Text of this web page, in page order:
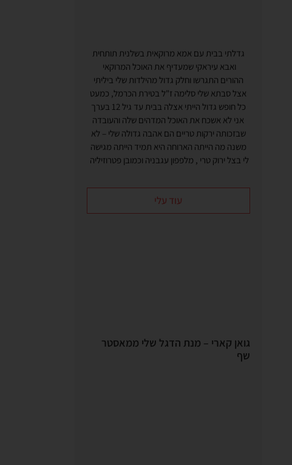
גדלתי בבית עם אמא מרוקאית בשלנית תותחית
ואבא עיראקי שמעדיף את האוכל המרוקאי
ההורים התגרשו וחלק גדול מהילדות שלי ביליתי
אצל סבתא שלי סלימה ז"ל בטירת הכרמל, כמעט
כל חופש גדול הייתי אצלה בבית עד גיל 12 בערך
אני לא אשכח את האוכל המדהים שלה והעובדה
שבזכותה ירקות טריים הם אהבה גדולה שלי – לא
משנה מה הייתה הארוחה היא תמיד הייתה מגישה
לי בצל ירוק טרי , מלפפון עגבניה וכמובן פטרוזיליה
עוד עלי
גואן קארי – מנת הדגל שלי ממאסטר
שף